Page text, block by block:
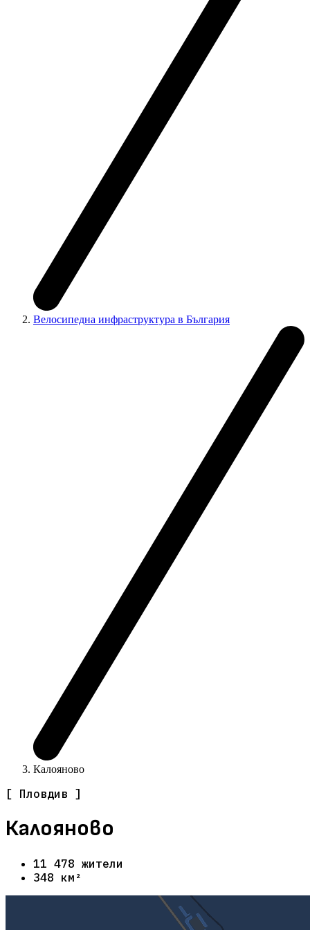
Велосипедна инфраструктура в България
Калояново
[ Пловдив ]
Калояново
11 478 жители
348 км²